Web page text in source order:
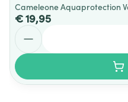
Cameleone Aquaprotection
€ 19,95